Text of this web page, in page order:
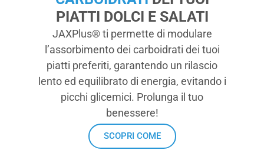
PIATTI DOLCI E SALATI
JAXPlus® ti permette di modulare
l’assorbimento dei carboidrati dei tuoi
piatti preferiti, garantendo un rilascio
lento ed equilibrato di energia, evitando i
picchi glicemici. Prolunga il tuo
benessere!
SCOPRI COME